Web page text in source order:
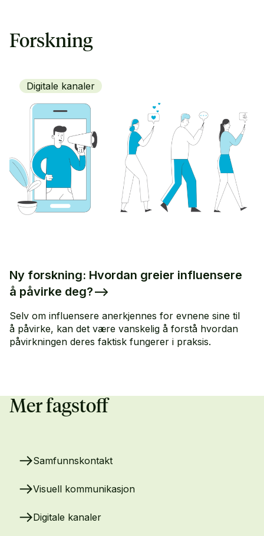
Forskning
Digitale kanaler
Ny forskning: Hvordan greier influensere
å påvirke deg?–>
Selv om influensere anerkjennes for evnene sine til
å påvirke, kan det være vanskelig å forstå hvordan
påvirkningen deres faktisk fungerer i praksis.
Mer fagstoff
Samfunnskontakt
Visuell kommunikasjon
Digitale kanaler